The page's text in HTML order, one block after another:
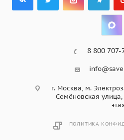
8 800 707-
г. Москва, м.
Семёновская
ПОЛИТИКА